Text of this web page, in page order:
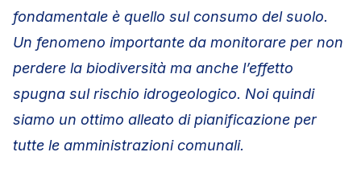
fondamentale è quello sul consumo del suolo.
Un fenomeno importante da monitorare per non
perdere la biodiversità ma anche l’effetto
spugna sul rischio idrogeologico. Noi quindi
siamo un ottimo alleato di pianificazione per
tutte le amministrazioni comunali.